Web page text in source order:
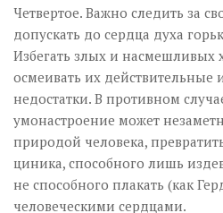
Четвертое. Важно следить за
допускать до сердца духа
Избегать злых и насмешливых
осмеивать их
недостатки. В противном
умонастроение может
природой человека,
циника, способного лишь
не способного плакать (как
человеческими сердцами.